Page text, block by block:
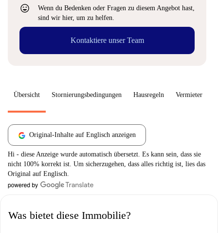
sentiment_very_satisfied
Wenn du Bedenken oder Fragen zu diesem Angebot hast,
sind wir hier, um zu helfen.
Kontaktiere unser Team
Übersicht Stornierungsbedingungen Hausregeln Vermieter
Original-Inhalte auf Englisch anzeigen
Hi - diese Anzeige wurde automatisch übersetzt. Es kann sein, dass sie
nicht 100% korrekt ist. Um sicherzugehen, dass alles richtig ist, lies das
Original auf Englisch.
Was bietet diese Immobilie?